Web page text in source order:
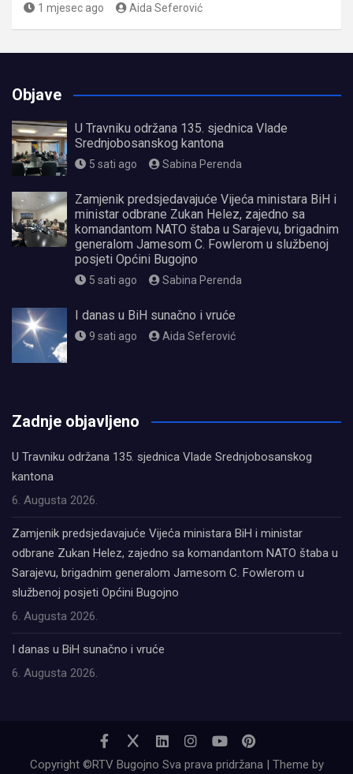
1 mjesec ago Aida Seferović
Objave
U Travniku održana 135. sjednica Vlade
Srednjobosanskog kantona
5 sati ago Sabina Perenda
Zamjenik predsjedavajuće Vijeća ministara BiH i
ministar odbrane Zukan Helez, zajedno sa
komandantom NATO štaba u Sarajevu, brigadnim
generalom Jamesom C. Fowlerom u službenoj
posjeti Općini Bugojno
5 sati ago Sabina Perenda
I danas u BiH sunačno i vruće
9 sati ago Aida Seferović
Zadnje objavljeno
U Travniku održana 135. sjednica Vlade Srednjobosanskog
kantona
6. Augusta 2026.
Zamjenik predsjedavajuće Vijeća ministara BiH i ministar
odbrane Zukan Helez, zajedno sa komandantom NATO štaba u
Sarajevu, brigadnim generalom Jamesom C. Fowlerom u
službenoj posjeti Općini Bugojno
6. Augusta 2026.
I danas u BiH sunačno i vruće
6. Augusta 2026.
Copyright ©RTV Bugojno Sva prava pridržana | Theme by